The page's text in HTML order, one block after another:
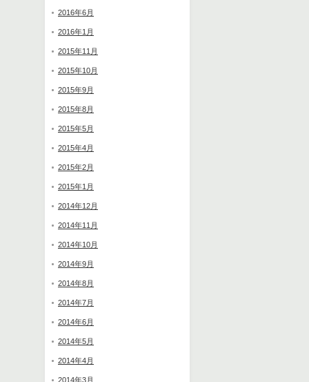
2016年6月
2016年1月
2015年11月
2015年10月
2015年9月
2015年8月
2015年5月
2015年4月
2015年2月
2015年1月
2014年12月
2014年11月
2014年10月
2014年9月
2014年8月
2014年7月
2014年6月
2014年5月
2014年4月
2014年3月